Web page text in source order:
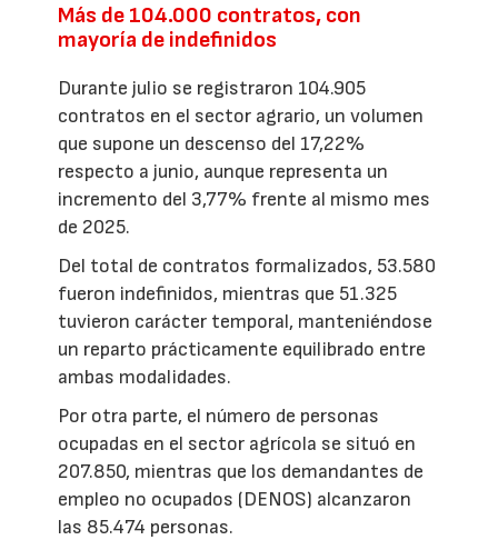
Más de 104.000 contratos, con
mayoría de indefinidos
Durante julio se registraron 104.905
contratos en el sector agrario, un volumen
que supone un descenso del 17,22%
respecto a junio, aunque representa un
incremento del 3,77% frente al mismo mes
de 2025.
Del total de contratos formalizados, 53.580
fueron indefinidos, mientras que 51.325
tuvieron carácter temporal, manteniéndose
un reparto prácticamente equilibrado entre
ambas modalidades.
Por otra parte, el número de personas
ocupadas en el sector agrícola se situó en
207.850, mientras que los demandantes de
empleo no ocupados (DENOS) alcanzaron
las 85.474 personas.